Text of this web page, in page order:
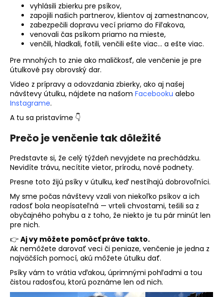
vyhlásili zbierku pre psíkov,
zapojili našich partnerov, klientov aj zamestnancov,
zabezpečili dopravu vecí priamo do Fiľakova,
venovali čas psíkom priamo na mieste,
venčili, hladkali, fotili, venčili ešte viac… a ešte viac.
Pre mnohých to znie ako maličkosť, ale venčenie je pre
útulkové psy obrovský dar.
Video z prípravy a odovzdania zbierky, ako aj našej
návštevy útulku, nájdete na našom Facebooku alebo
Instagrame.
A tu sa pristavíme 👇
Prečo je venčenie tak dôležité
Predstavte si, že celý týždeň nevyjdete na prechádzku.
Nevidíte trávu, necítite vietor, prírodu, nové podnety.
Presne toto žijú psíky v útulku, keď nestíhajú dobrovoľníci.
My sme počas návštevy vzali von niekoľko psíkov a ich
radosť bola neopísateľná — vrteli chvostami, tešili sa z
obyčajného pohybu a z toho, že niekto je tu pár minút len
pre nich.
👉 Aj vy môžete pomôcť práve takto.
Ak nemôžete darovať veci či peniaze, venčenie je jedna z
najväčších pomocí, akú môžete útulku dať.
Psíky vám to vrátia vďakou, úprimnými pohľadmi a tou
čistou radosťou, ktorú poznáme len od nich.